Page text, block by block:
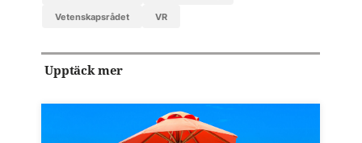
Vetenskapsrådet VR
Upptäck mer